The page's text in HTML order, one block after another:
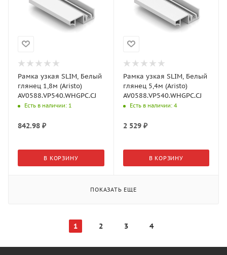
Рамка узкая SLIM, Белый
глянец 1,8м (Aristo)
AV0588.VP540.WHGPC.CJ
Есть в наличии: 1
842.98 ₽
В КОРЗИНУ
Рамка узкая SLIM, Белый
глянец 5,4м (Aristo)
AV0588.VP540.WHGPC.CJ
Есть в наличии: 4
2 529₽
В КОРЗИНУ
ПОКАЗАТЬ ЕЩЕ
1 2 3 4